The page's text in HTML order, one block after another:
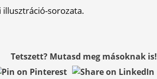
illusztráció-sorozata.
Tetszett? Mutasd meg másoknak is!